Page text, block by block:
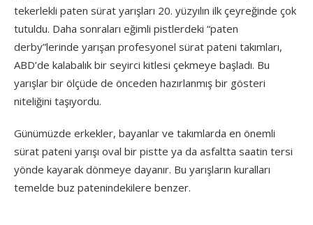
tekerlekli paten sürat yarışları 20. yüzyılın ilk çeyreğinde çok
tutuldu. Daha sonraları eğimli pistlerdeki “paten
derby”lerinde yarışan profesyonel sürat pateni takımları,
ABD’de kalabalık bir seyirci kitlesi çekmeye başladı. Bu
yarışlar bir ölçüde de önceden hazırlanmış bir gösteri
niteliğini taşıyordu.
Günümüzde erkekler, bayanlar ve takımlarda en önemli
sürat pateni yarışı oval bir pistte ya da asfaltta saatin tersi
yönde kayarak dönmeye dayanır. Bu yarışların kuralları
temelde buz patenindekilere benzer.